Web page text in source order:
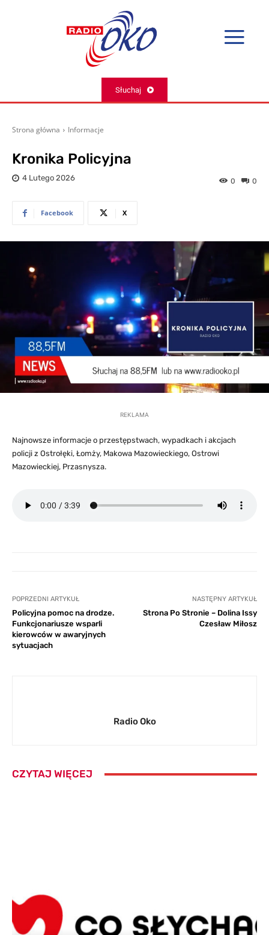
Słuchaj
Strona główna Informacje
Kronika Policyjna
4 Lutego 2026 0
0
Facebook X
REKLAMA
Najnowsze informacje o przestępstwach, wypadkach i akcjach
policji z Ostrołęki, Łomży, Makowa Mazowieckiego, Ostrowi
Mazowieckiej, Przasnysza.
POPRZEDNI ARTYKUŁ
Policyjna pomoc na drodze.
Funkcjonariusze wsparli
kierowców w awaryjnych
sytuacjach
NASTĘPNY ARTYKUŁ
Strona Po Stronie – Dolina Issy
Czesław Miłosz
Radio Oko
CZYTAJ WIĘCEJ